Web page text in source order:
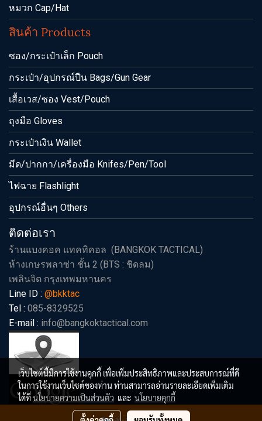
หมวก Cap/Hat
สินค้า Products
ซอง/กระเป๋าเล็ก Pouch
กระเป๋า/อุปกรณ์ปืน Bags/Gun Gear
เสื้อเวส/ซอง Vest/Pouch
ถุงมือ Gloves
กระเป๋าเงิน Wallet
มีด/ปากกา/เครื่องมือ Knifes/Pen/Tool
ไฟฉาย Flashlight
อุปกรณ์อื่นๆ Others
ติดต่อเรา
ร้านแบงคอค แทคทิคอล (BANGKOK TACTICAL)
ห้างเกษรพลาซ่า ชั้น 2 (BTS : ชิดลม)
เพลินจิต กรุงเทพมหานคร
Line ID : @bkktac
Tel : 085-8329525
E-mail : info@bangkoktactical.com
เว็บไซต์นี้มีการใช้งานคุกกี้ เพื่อเพิ่มประสิทธิภาพและประสบการณ์ที่ดี
ในการใช้งานเว็บไซต์ของท่าน ท่านสามารถอ่านรายละเอียดเพิ่มเติม
ได้ที่นโยบายความเป็นส่วนตัว และ นโยบายคุกกี้